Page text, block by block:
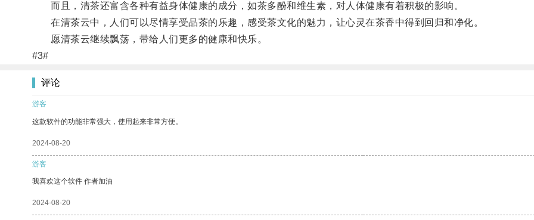
而且，清茶还富含各种有益身体健康的成分，如茶多酚和维生素，对人体健康有着积极的影响。
在清茶云中，人们可以尽情享受品茶的乐趣，感受茶文化的魅力，让心灵在茶香中得到回归和净化。
愿清茶云继续飘荡，带给人们更多的健康和快乐。
#3#
评论
游客
这款软件的功能非常强大，使用起来非常方便。
2024-08-20
游客
我喜欢这个软件 作者加油
2024-08-20